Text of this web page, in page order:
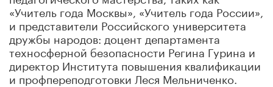
«Учитель года Москвы», «Учитель года России»,
и представители Российского университета
дружбы народов: доцент департамента
техносферной безопасности Регина Гурина и
директор Института повышения квалификации
и профпереподготовки Леся Мельниченко.